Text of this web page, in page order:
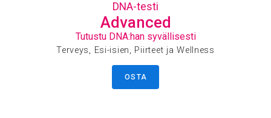
DNA-testi
Advanced
Tutustu DNA:han syvällisesti
Terveys, Esi-isien, Piirteet ja Wellness
OSTA